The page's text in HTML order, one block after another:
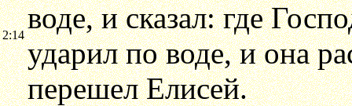
2:14
воде, и сказал: где
ударил по воде, и она
перешел Елисей.